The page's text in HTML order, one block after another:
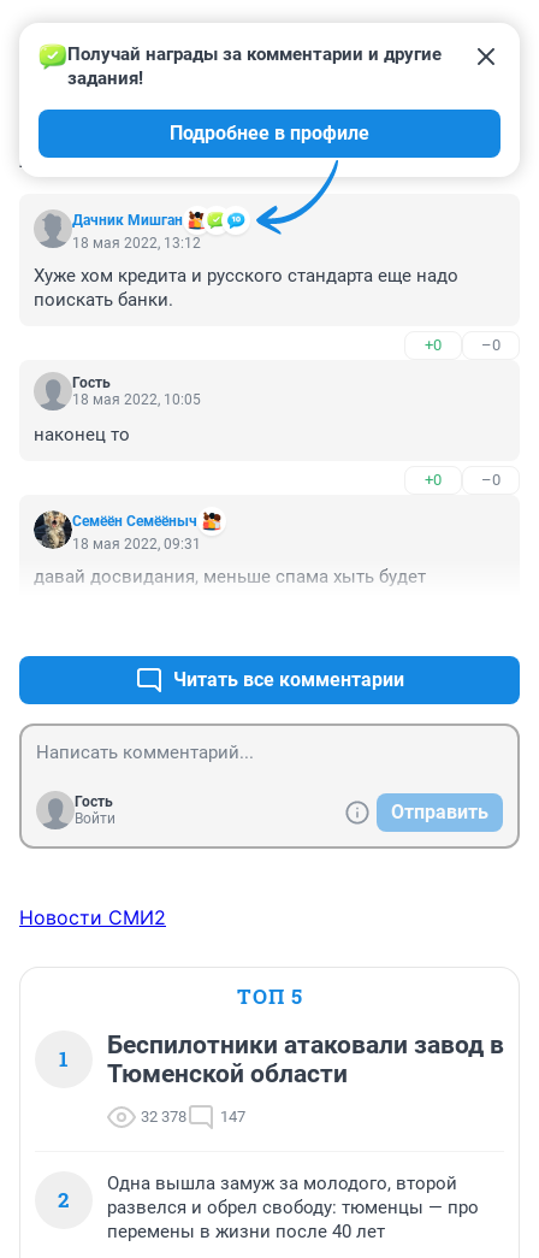
КОММЕНТАРИИ 14
Дачник Мишган
Получай награды за комментарии и другие
задания!
Подробнее в профиле
18 мая 2022, 13:12
Хуже хом кредита и русского стандарта еще надо
поискать банки.
+0 –0
Гость
18 мая 2022, 10:05
наконец то
+0 –0
Семёён Семёёныч
18 мая 2022, 09:31
давай досвидания, меньше спама хыть будет
Читать все комментарии
Гость
Войти
Отправить
Новости СМИ2
ТОП 5
1
Беспилотники атаковали завод в
Тюменской области
32 378 147
2
Одна вышла замуж за молодого, второй
развелся и обрел свободу: тюменцы — про
перемены в жизни после 40 лет